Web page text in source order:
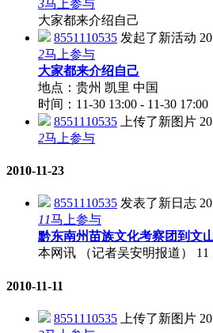
3马上参与
大家都来介绍自己
8551110535 发起了新活动
2马上参与
大家都来介绍自己
地点：贵州 凯里 中国
时间：11-30 13:00 - 11-30 17:00
8551110535 上传了新图片
2马上参与
2010-11-23
8551110535 发表了新日志
11马上参与
黔东南州苗族文化考察团到文
本网讯 （记者吴安明报道）
2010-11-11
8551110535 上传了新图片